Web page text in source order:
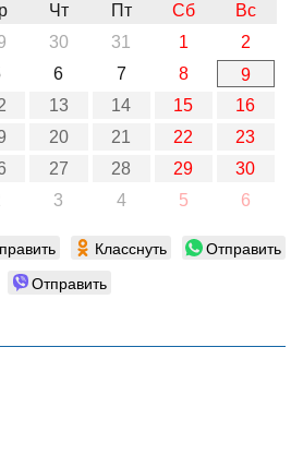
Чт Пт Сб
Вс
30 31 1
2
6 7 8
9
13 14 15
16
20 21 22
23
27 28 29
30
3 4 5 6
Класснуть
Отправить
Отправить